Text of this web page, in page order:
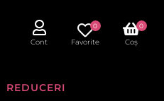
Cont Favorite
0
Coș
0
REDUCERI